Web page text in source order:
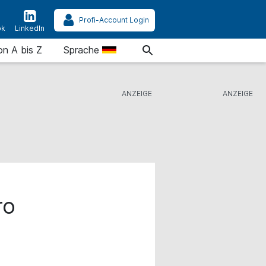
LinkedIn
Profi-Account Login
A bis Z Sprache